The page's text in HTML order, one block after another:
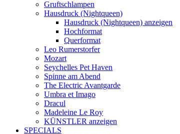
Gruftschlampen
Hausdruck (Nightqueen)
Hausdruck (Nightqueen) anzeigen
Hochformat
Querformat
Leo Rumerstorfer
Mozart
Seychelles Pet Haven
Spinne am Abend
The Electric Avantgarde
Umbra et Imago
Dracul
Madeleine Le Roy
KÜNSTLER anzeigen
SPECIALS